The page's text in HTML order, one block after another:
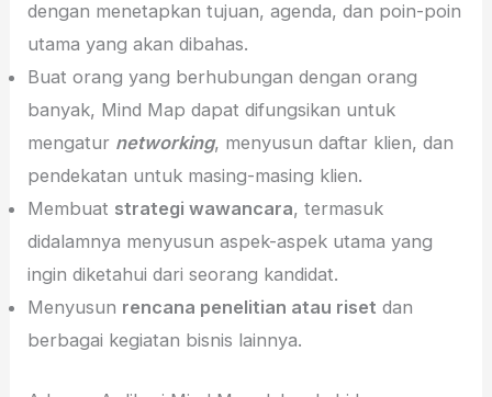
dengan menetapkan tujuan, agenda, dan poin-poin
utama yang akan dibahas.
Buat orang yang berhubungan dengan orang
banyak, Mind Map dapat difungsikan untuk
mengatur networking, menyusun daftar klien, dan
pendekatan untuk masing-masing klien.
Membuat strategi wawancara, termasuk
didalamnya menyusun aspek-aspek utama yang
ingin diketahui dari seorang kandidat.
Menyusun rencana penelitian atau riset dan
berbagai kegiatan bisnis lainnya.